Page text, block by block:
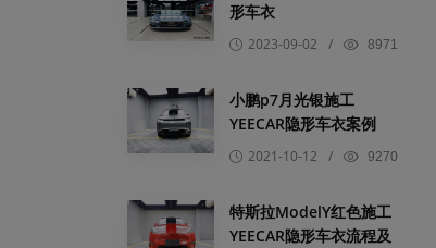
形车衣
2023-09-02 / 8971
小鹏p7月光银施工
YEECAR隐形车衣案例
2021-10-12 / 9270
特斯拉ModelY红色施工
YEECAR隐形车衣流程及